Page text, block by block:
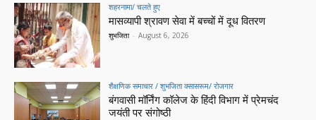
शहरनामा/ चलते हुए
मासव्यापी श्रावण सेवा में बच्चों में दूध वितरण
शुभजिता - August 6, 2026
शैक्षणिक समाचार / शुभजिता क्सासरूम/ रोजगार
बंगवासी मॉर्निंग कॉलेज के हिंदी विभाग में प्रेमचंद
जयंती पर संगोष्ठी